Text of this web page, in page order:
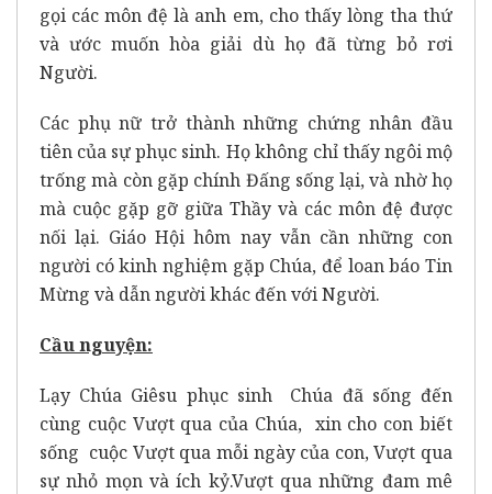
gọi các môn đệ là anh em, cho thấy lòng tha thứ
và ước muốn hòa giải dù họ đã từng bỏ rơi
Người.
Các phụ nữ trở thành những chứng nhân đầu
tiên của sự phục sinh. Họ không chỉ thấy ngôi mộ
trống mà còn gặp chính Đấng sống lại, và nhờ họ
mà cuộc gặp gỡ giữa Thầy và các môn đệ được
nối lại. Giáo Hội hôm nay vẫn cần những con
người có kinh nghiệm gặp Chúa, để loan báo Tin
Mừng và dẫn người khác đến với Người.
Cầu nguyện:
Lạy Chúa Giêsu phục sinh Chúa đã sống đến
cùng cuộc Vượt qua của Chúa, xin cho con biết
sống cuộc Vượt qua mỗi ngày của con, Vượt qua
sự nhỏ mọn và ích kỷ.Vượt qua những đam mê